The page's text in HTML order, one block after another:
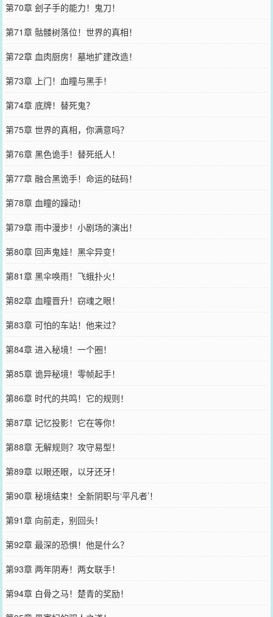
第70章 刽子手的能力！鬼刀！
第71章 骷髅树落位！世界的真相！
第72章 血肉厨房！墓地扩建改造！
第73章 上门！血瞳与黑手！
第74章 底牌！替死鬼？
第75章 世界的真相，你满意吗？
第76章 黑色诡手！替死纸人！
第77章 融合黑诡手！命运的砝码！
第78章 血瞳的躁动！
第79章 雨中漫步！小剧场的演出！
第80章 回声鬼娃！黑伞异变！
第81章 黑伞唤雨！飞蛾扑火！
第82章 血瞳晋升！窃魂之眼！
第83章 可怕的车站！他来过？
第84章 进入秘境！一个圈！
第85章 诡异秘境！零帧起手！
第86章 时代的共鸣！它的规则！
第87章 记忆投影！它在等你！
第88章 无解规则？攻守易型！
第89章 以眼还眼，以牙还牙！
第90章 秘境结束！全新阴职与‘平凡者’！
第91章 向前走，别回头！
第92章 最深的恐惧！他是什么？
第93章 两年阴寿！两女联手！
第94章 白骨之马！楚青的奖励！